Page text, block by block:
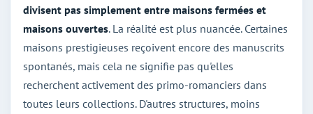
divisent pas simplement entre maisons fermées et
maisons ouvertes. La réalité est plus nuancée. Certaines
maisons prestigieuses reçoivent encore des manuscrits
spontanés, mais cela ne signifie pas qu'elles
recherchent activement des primo-romanciers dans
toutes leurs collections. D'autres structures, moins